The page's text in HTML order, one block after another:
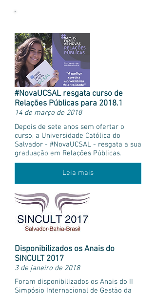
#NovaUCSAL resgata curso de
Relações Públicas para 2018.1
14 de março de 2018
Depois de sete anos sem ofertar o
curso, a Universidade Católica do
Salvador - #NovaUCSAL - resgata a sua
graduação em Relações Públicas.
Leia mais
Disponibilizados os Anais do
SINCULT 2017
3 de janeiro de 2018
Foram disponibilizados os Anais do II
Simpósio Internacional de Gestão da